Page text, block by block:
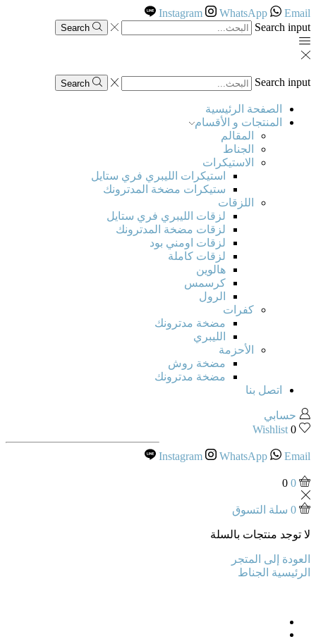
Instagram WhatsApp
Email
Search input
Search
Search input
Search
الصفحة الرئيسية
المنتجات و الأقسام
المقالم
الجناط
الاستيكرات
استيكرات الليبري فري ستايل
ستيكرات مضخة المدترونك
اللزقات
لزقات الليبري فري ستايل
لزقات مضخة المدترونك
لزقات اومني بود
لزقات كاملة
هالوين
كرسمس
الرول
كفرات
مضخة مدترونك
الليبري
الأحزمة
مضخة روش
مضخة مدترونك
اتصل بنا
حسابي
Wishlist 0
Instagram WhatsApp Email
0
0
0 سلة التسوق
لا توجد منتجات بالسلة
العودة إلى المتجر
الرئيسية الجناط